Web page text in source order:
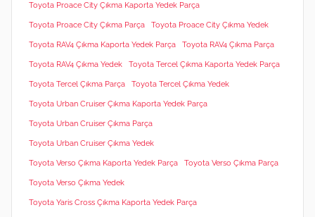
Toyota Proace City Çıkma Kaporta Yedek Parça
Toyota Proace City Çıkma Parça Toyota Proace City Çıkma Yedek
Toyota RAV4 Çıkma Kaporta Yedek Parça Toyota RAV4 Çıkma Parça
Toyota RAV4 Çıkma Yedek Toyota Tercel Çıkma Kaporta Yedek Parça
Toyota Tercel Çıkma Parça Toyota Tercel Çıkma Yedek
Toyota Urban Cruiser Çıkma Kaporta Yedek Parça
Toyota Urban Cruiser Çıkma Parça
Toyota Urban Cruiser Çıkma Yedek
Toyota Verso Çıkma Kaporta Yedek Parça Toyota Verso Çıkma Parça
Toyota Verso Çıkma Yedek
Toyota Yaris Cross Çıkma Kaporta Yedek Parça